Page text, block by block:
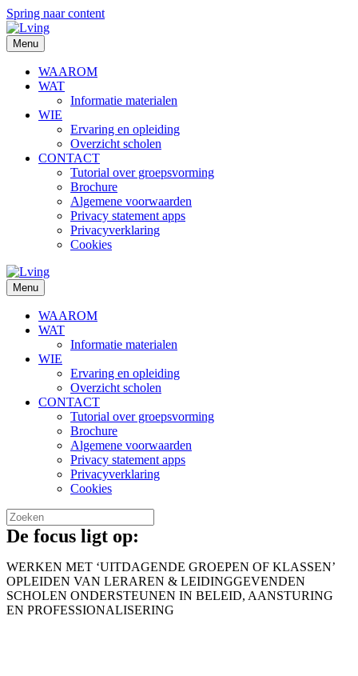
Spring naar content
Menu
WAAROM
WAT
Informatie materialen
WIE
Ervaring en opleiding
Overzicht scholen
CONTACT
Tutorial over groepsvorming
Brochure
Algemene voorwaarden
Privacy statement apps
Privacyverklaring
Cookies
Menu
WAAROM
WAT
Informatie materialen
WIE
Ervaring en opleiding
Overzicht scholen
CONTACT
Tutorial over groepsvorming
Brochure
Algemene voorwaarden
Privacy statement apps
Privacyverklaring
Cookies
De focus ligt op:
WERKEN MET ‘UITDAGENDE GROEPEN OF KLASSEN’
OPLEIDEN VAN LERAREN & LEIDINGGEVENDEN
SCHOLEN ONDERSTEUNEN IN BELEID, AANSTURING
EN PROFESSIONALISERING